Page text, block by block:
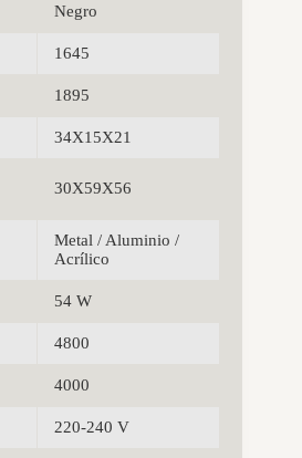
Negro
1645
1895
34X15X21
30X59X56
Metal / Aluminio /
Acrílico
54 W
4800
4000
220-240 V